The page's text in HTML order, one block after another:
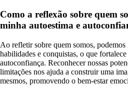
Como a reflexão sobre quem
minha autoestima e
Ao refletir sobre quem somos,
habilidades e conquistas, o que fortalece
autoconfiança. Reconhecer nossas
limitações nos ajuda a construir uma
mesmos, promovendo o bem-estar